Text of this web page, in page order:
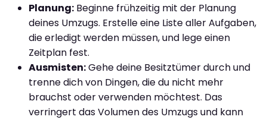
Planung: Beginne frühzeitig mit der Planung
deines Umzugs. Erstelle eine Liste aller Aufgaben,
die erledigt werden müssen, und lege einen
Zeitplan fest.
Ausmisten:Gehe deine Besitztümer durch und
trenne dich von Dingen, die du nicht mehr
brauchst oder verwenden möchtest. Das
verringert das Volumen des Umzugs und kann